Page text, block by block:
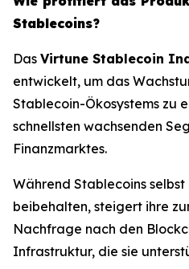
Stablecoins?
Das Virtune Stablecoin
entwickelt, um das
Stablecoin-Ökosystems zu
schnellsten wachsenden
Finanzmarktes.
Während Stablecoins
beibehalten, steigert ihre
Nachfrage nach den
Infrastruktur, die sie